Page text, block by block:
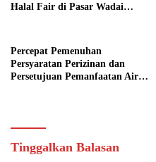
Halal Fair di Pasar Wadai
Percepat Pemenuhan
Persyaratan Perizinan dan
Persetujuan Pemanfaatan Air
Tinggalkan Balasan